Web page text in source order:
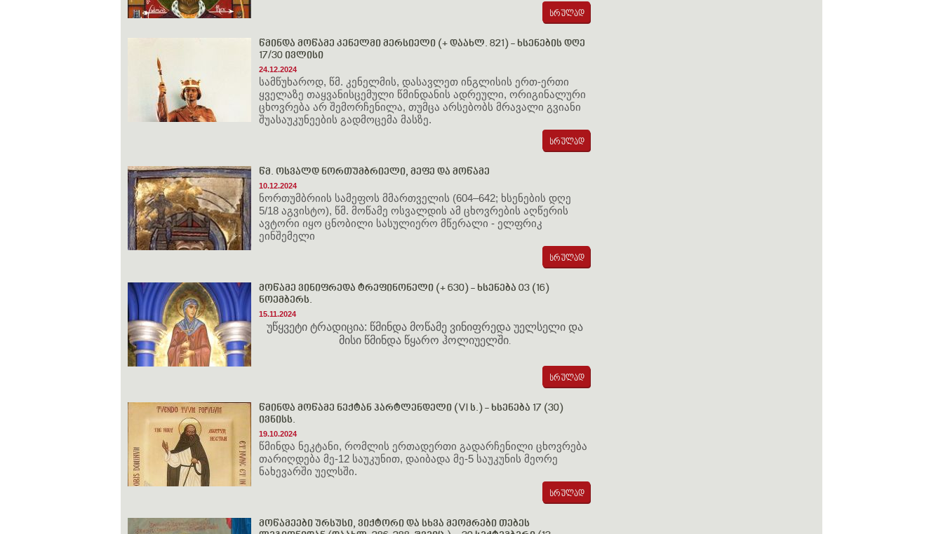
წმინდა მოწამე კენელმი მერსიელი (+ დაახლ. 821) - ხსენების დღე
17/30 ივლისი
24.12.2024
სამწუხაროდ, წმ. კენელმის, დასავლეთ ინგლისის ერთ-ერთი
ყველაზე თაყვანისცემული წმინდანის ადრეული, ორიგინალური
ცხოვრება არ შემორჩენილა, თუმცა არსებობს მრავალი გვიანი
შუასაუკუნეების გადმოცემა მასზე.
წმ. ოსვალდ ნორთუმბრიელი, მეფე და მოწამე
10.12.2024
ნორთუმბრიის სამეფოს მმართველის (604–642; ხსენების დღე
5/18 აგვისტო), წმ. მოწამე ოსვალდის ამ ცხოვრების აღწერის
ავტორი იყო ცნობილი სასულიერო მწერალი - ელფრიკ
ეინშემელი
მოწამე ვინიფრედა ტრეფინონელი (+ 630) - ხსენება 03 (16)
ნოემბერს.
15.11.2024
უწყვეტი ტრადიცია: წმინდა მოწამე ვინიფრედა უელსელი და
მისი წმინდა წყარო ჰოლიუელში.
წმინდა მოწამე ნექტან ჰარტლენდელი (VI ს.) - ხსენება 17 (30)
ივნისს.
19.10.2024
წმინდა ნეკტანი, რომლის ერთადერთი გადარჩენილი ცხოვრება
თარიღდება მე-12 საუკუნით, დაიბადა მე-5 საუკუნის მეორე
ნახევარში უელსში.
მოწამეები ურსუსი, ვიქტორი და სხვა მეომრები თებეს